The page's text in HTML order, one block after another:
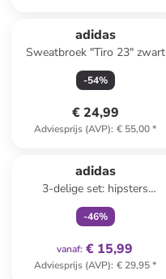
adidas
Sweatbroek "Tiro 23" zwart
-54%
€ 24,99
Adviesprijs (AVP): € 55,00*
adidas
3-delige set: hipsters
beige/zwart/lichtroze
-46%
vanaf: € 15,99
Adviesprijs (AVP): € 29,95*